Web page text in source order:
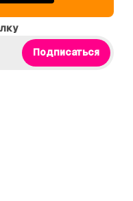
Подписаться